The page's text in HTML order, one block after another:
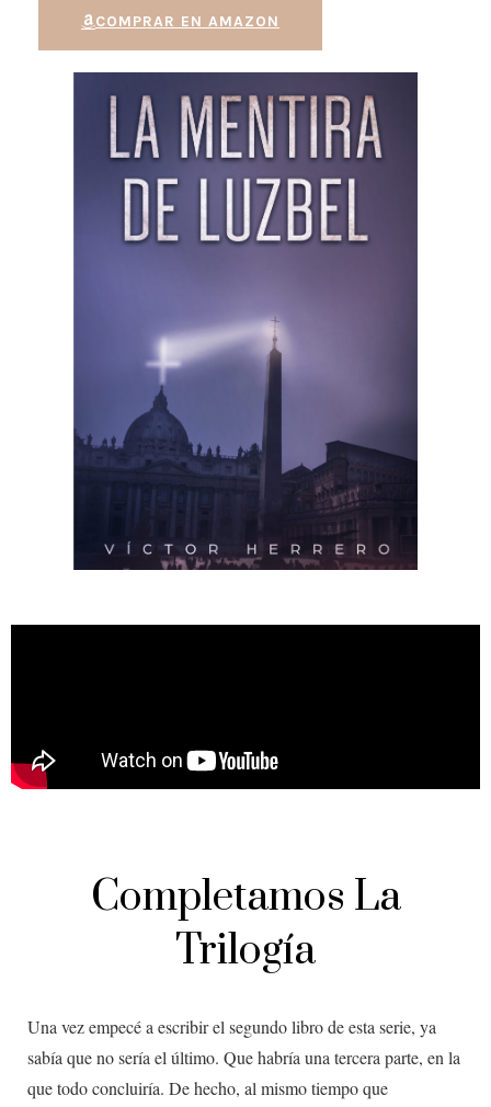
COMPRAR EN AMAZON
Completamos La
Trilogía
Una vez empecé a escribir el segundo libro de esta serie, ya
sabía que no sería el último. Que habría una tercera parte, en la
que todo concluiría. De hecho, al mismo tiempo que